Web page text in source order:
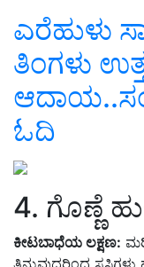
ಎರೆಹುಳು
ತಿಂಗಳು
ಓದಿ
4. ಗೊಣ್ಣೆ
ಕೀಟಬಾಧೆಯ ಲಕ್ಷಣ: